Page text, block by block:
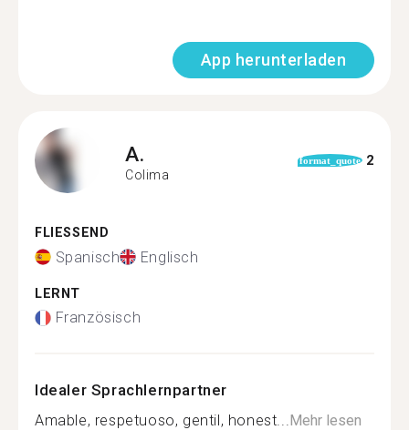
App herunterladen
A.
Colima
format_quote 2
FLIESSEND
Spanisch Englisch
LERNT
Französisch
Idealer Sprachlernpartner
Amable, respetuoso, gentil, honest...Mehr lesen